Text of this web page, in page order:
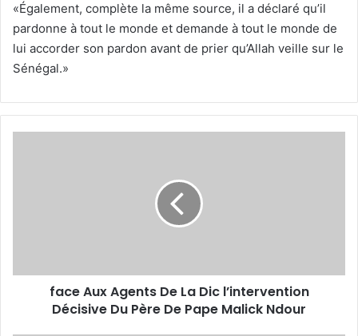
«Également, complète la même source, il a déclaré qu’il
pardonne à tout le monde et demande à tout le monde de
lui accorder son pardon avant de prier qu’Allah veille sur le
Sénégal.»
Du
face Aux Agents De La Dic l’intervention
Décisive Du Père De Pape Malick Ndour